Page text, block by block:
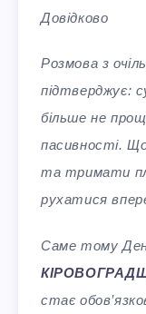
Довідково
Розмова з
підтверджує:
більше не
пасивності.
та тримати
рухатися
Саме тому
стає